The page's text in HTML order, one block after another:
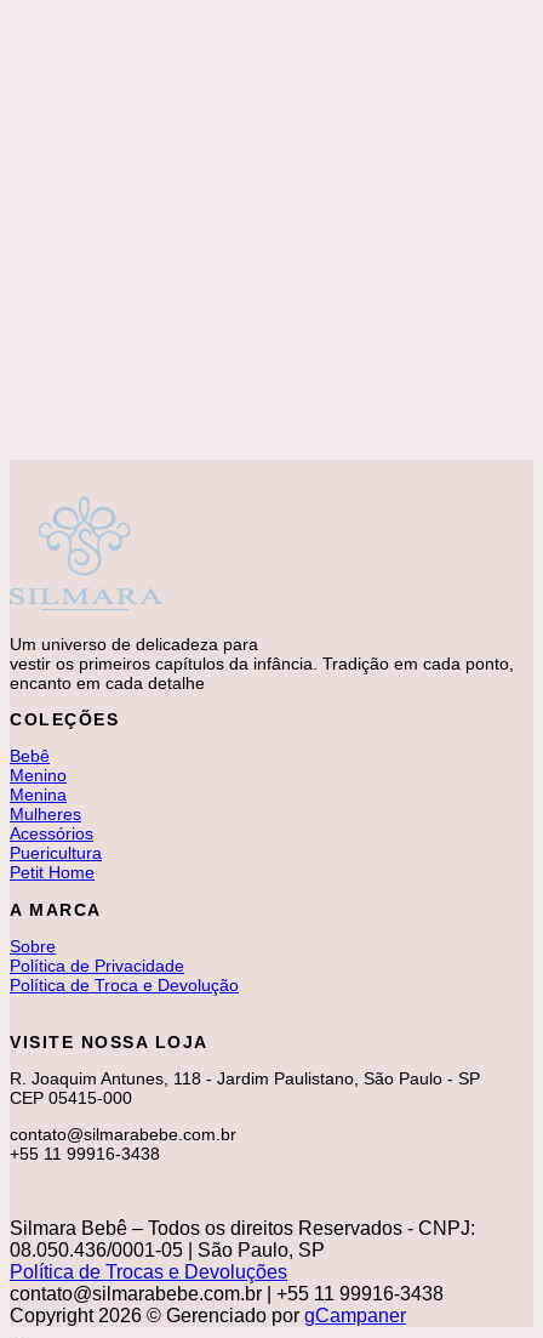
Um universo de delicadeza para
vestir os primeiros capítulos da infância. Tradição em cada ponto,
encanto em cada detalhe
COLEÇÕES
Bebê
Menino
Menina
Mulheres
Acessórios
Puericultura
Petit Home
A MARCA
Sobre
Política de Privacidade
Política de Troca e Devolução
VISITE NOSSA LOJA
R. Joaquim Antunes, 118 - Jardim Paulistano, São Paulo - SP
CEP 05415-000
contato@silmarabebe.com.br
+55 11 99916-3438
Silmara Bebê – Todos os direitos Reservados - CNPJ:
08.050.436/0001-05 | São Paulo, SP
Política de Trocas e Devoluções
contato@silmarabebe.com.br | +55 11 99916-3438
Copyright 2026 © Gerenciado por gCampaner